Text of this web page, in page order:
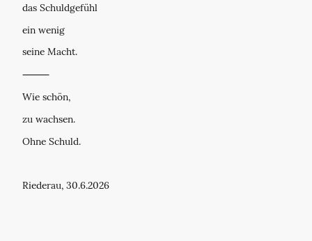
das Schuldgefühl
ein wenig
seine Macht.
⸻
Wie schön,
zu wachsen.
Ohne Schuld.
Riederau, 30.6.2026